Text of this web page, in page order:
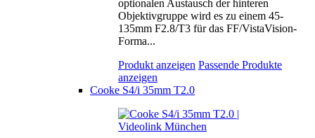
optionalen Austausch der hinteren
Objektivgruppe wird es zu einem 45-
135mm F2.8/T3 für das FF/VistaVision-
Forma...
Produkt anzeigen Passende Produkte
anzeigen
Cooke S4/i 35mm T2.0